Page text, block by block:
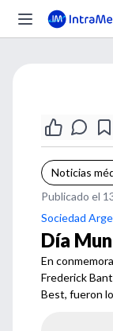
Noticias
Publicado el
Sociedad
Día
En
Frederick
Best, fueron